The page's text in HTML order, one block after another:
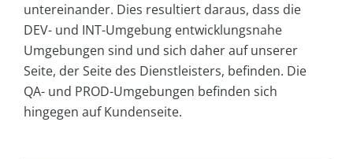
untereinander. Dies resultiert daraus, dass die
DEV- und INT-Umgebung entwicklungsnahe
Umgebungen sind und sich daher auf unserer
Seite, der Seite des Dienstleisters, befinden. Die
QA- und PROD-Umgebungen befinden sich
hingegen auf Kundenseite.